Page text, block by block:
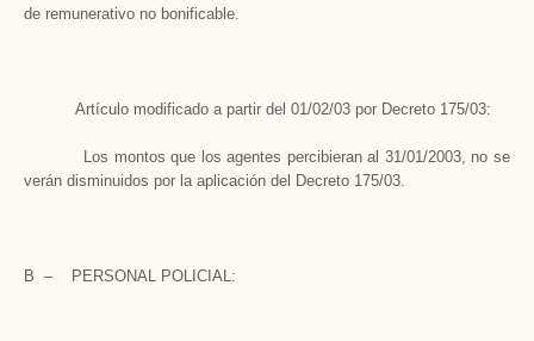
de remunerativo no bonificable.
Artículo modificado a partir del 01/02/03 por Decreto 175/03:
Los montos que los agentes percibieran al 31/01/2003, no se
verán disminuidos por la aplicación del Decreto 175/03.
B – PERSONAL POLICIAL: